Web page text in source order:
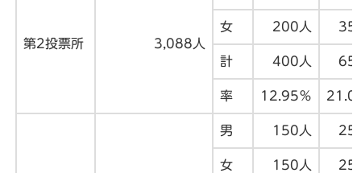
第2投票所 3,088人
女 200人
計 400人
率 12.95％
男 150人
女 150人